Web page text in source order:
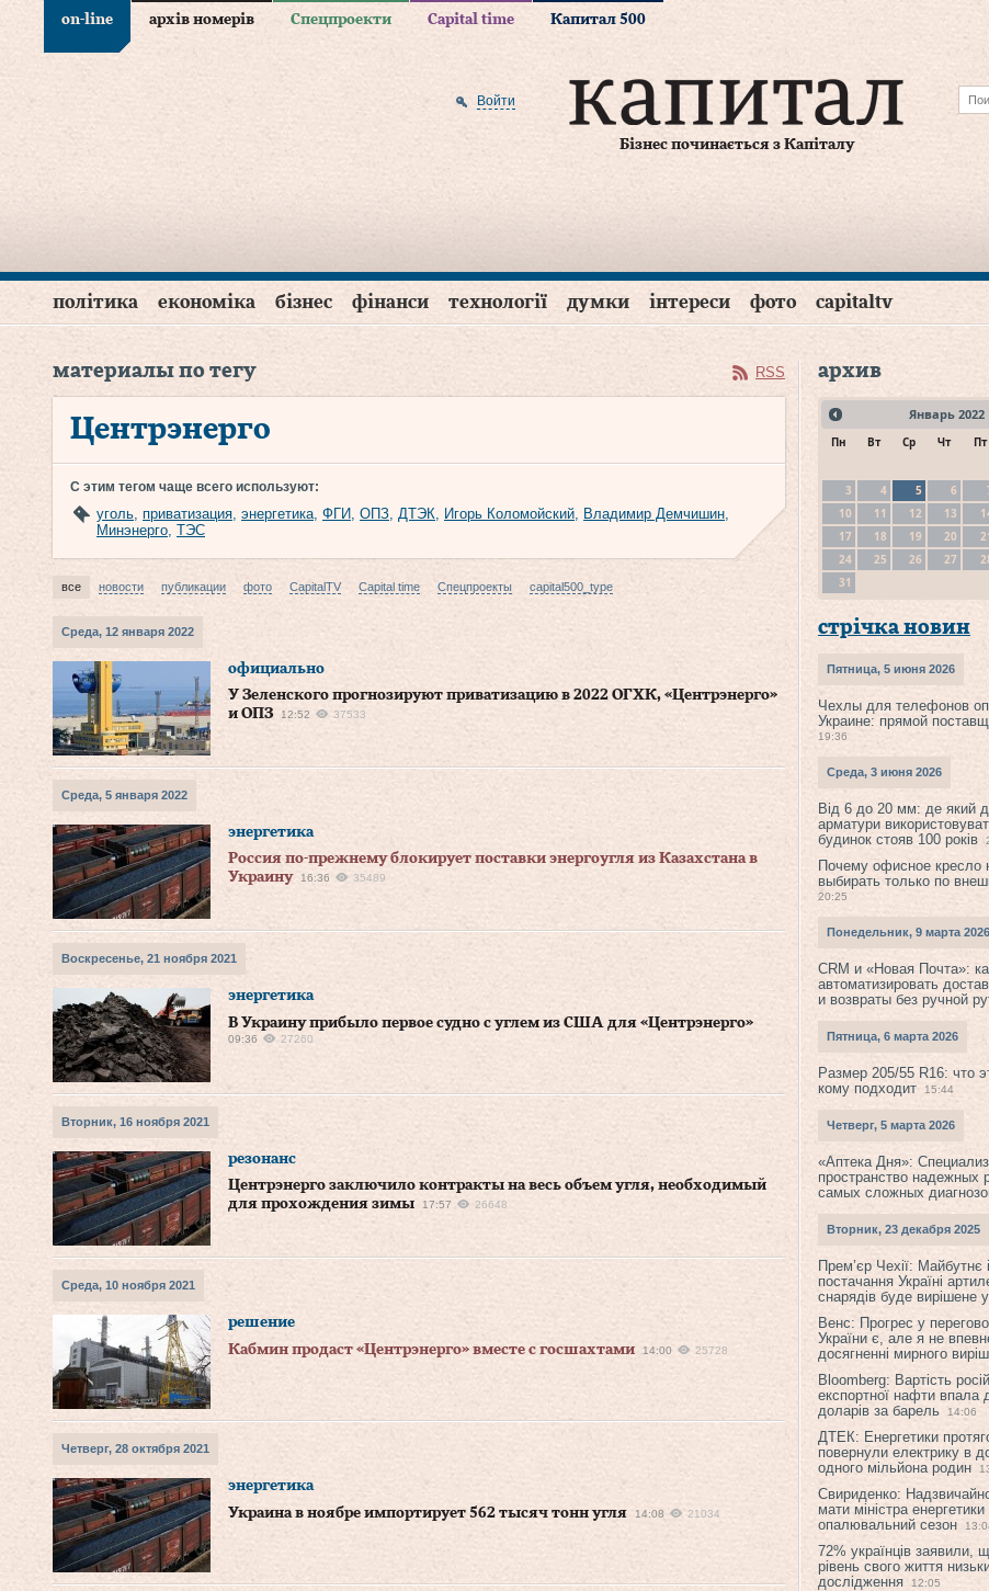
on-line архів номерів Спецпроекти Capital time Капитал 500
Бізнес починається з Капіталу
Войти
політика економіка бізнес фінанси технології думки інтереси фото capitaltv
материалы по тегу RSS
Центрэнерго
С этим тегом чаще всего используют:
уголь, приватизация, энергетика, ФГИ, ОПЗ, ДТЭК, Игорь Коломойский, Владимир Демчишин,
Минэнерго, ТЭС
все новости публикации фото CapitalTV Capital time Спецпроекты capital500_type
Среда, 12 января 2022
официально
У Зеленского прогнозируют приватизацию в 2022 ОГХК, «Центрэнерго»
и ОПЗ
12:52 37533
Среда, 5 января 2022
энергетика
Россия по-прежнему блокирует поставки энергоугля из Казахстана в
Украину
16:36 35489
Воскресенье, 21 ноября 2021
энергетика
В Украину прибыло первое судно с углем из США для «Центрэнерго»
09:36 27260
Вторник, 16 ноября 2021
резонанс
Центрэнерго заключило контракты на весь объем угля, необходимый
для прохождения зимы
17:57 26648
Среда, 10 ноября 2021
решение
Кабмин продаст «Центрэнерго» вместе с госшахтами
14:00 25728
Четверг, 28 октября 2021
энергетика
Украина в ноябре импортирует 562 тысяч тонн угля
14:08 21034
архив
Январь 2022
Пн Вт Ср Чт Пт
3
4 5 6
10
11 12 13
17
18 19 20
24
25 26 27
31
стрічка новин
Пятница, 5 июня 2026
Чехлы для телефонов
Украине: прямой
19:36
Среда, 3 июня 2026
Від 6 до 20 мм: де який
арматури
будинок стояв 100 років
Почему офисное кресло
выбирать только по
20:25
Понедельник, 9 марта 2026
CRM и «Новая Почта»:
автоматизировать
и возвраты без ручной
Пятница, 6 марта 2026
Размер 205/55 R16: что
кому подходит
15:44
Четверг, 5 марта 2026
«Аптека Дня»:
пространство надежных
самых сложных
Вторник, 23 декабря 2025
Прем’єр Чехії: Майбутнє
постачання Україні
снарядів буде вирішене у
Венс: Прогрес у
України є, але я не
досягненні мирного
Bloomberg: Вартість
експортної нафти впала
доларів за барель
14:06
ДТЕК: Енергетики
повернули електрику в
одного мільйона родин
Свириденко:
мати міністра енергетики
опалювальний сезон
72% українців заявили,
рівень свого життя
дослідження
12:05